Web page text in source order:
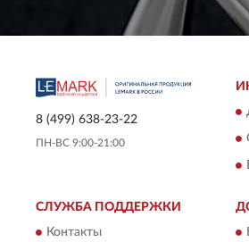
8 (499) 638-23-22
ПН-ВС 9:00-21:00
СЛУЖБА ПОДДЕРЖКИ
Контакты